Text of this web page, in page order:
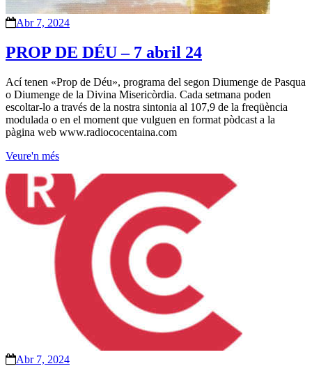
Abr 7, 2024
PROP DE DÉU – 7 abril 24
Ací tenen «Prop de Déu», programa del segon Diumenge de Pasqua
o Diumenge de la Divina Misericòrdia. Cada setmana poden
escoltar-lo a través de la nostra sintonia al 107,9 de la freqüència
modulada o en el moment que vulguen en format pòdcast a la
pàgina web www.radiococentaina.com
Veure'n més
Abr 7, 2024